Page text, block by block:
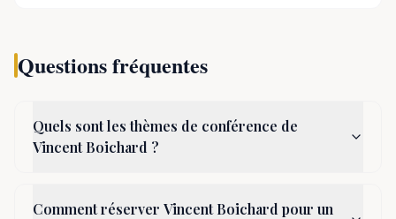
Questions fréquentes
Quels sont les thèmes de conférence de
Vincent Boichard ?
Comment réserver Vincent Boichard pour un